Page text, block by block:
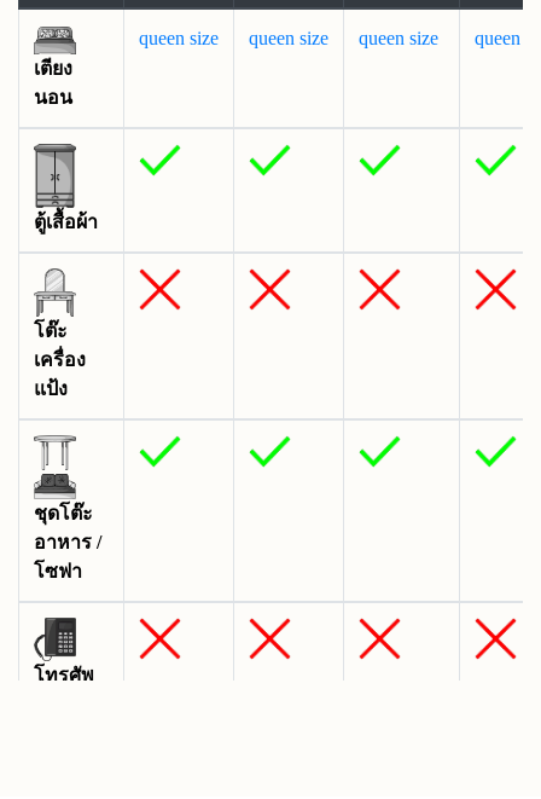
เตียง
นอน
queen size queen size queen size queen
ตู้เสื้อผ้า
โต๊ะ
เครื่อง
แป้ง
ชุดโต๊ะ
อาหาร /
โซฟา
โทรศัพ